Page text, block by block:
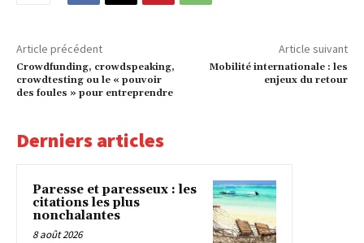
Article précédent
Crowdfunding, crowdspeaking,
crowdtesting ou le « pouvoir
des foules » pour entreprendre
Article suivant
Mobilité internationale : les
enjeux du retour
Derniers articles
Paresse et paresseux : les
citations les plus
nonchalantes
8 août 2026